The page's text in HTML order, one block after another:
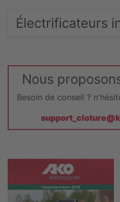
Électrificateurs
Nous
Besoin de conseil ?